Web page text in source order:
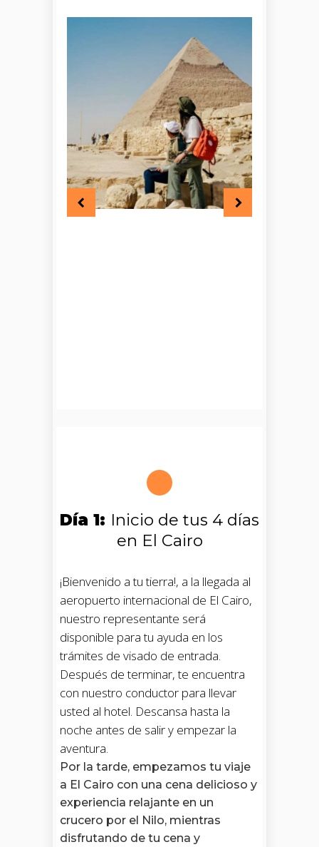
Día 1: Inicio de tus 4 días
en El Cairo
¡Bienvenido a tu tierra!, a la llegada al
aeropuerto internacional de El Cairo,
nuestro representante será
disponible para tu ayuda en los
trámites de visado de entrada.
Después de terminar, te encuentra
con nuestro conductor para llevar
usted al hotel. Descansa hasta la
noche antes de salir y empezar la
aventura.
Por la tarde, empezamos tu viaje
a El Cairo con una cena delicioso y
experiencia relajante en un
crucero por el Nilo, mientras
disfrutando de tu cena y